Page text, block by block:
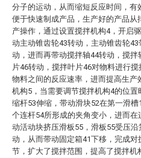
分子的运动，从而缩短反应时间，有
便于快速制成产品，生产好的产品从
产操作，通过设置搅拌机构4，开启
动主动锥齿轮43转动，主动锥齿轮
动，进而再带动搅拌轴44转动，搅拌
片46转动，搅拌叶片46对物料进行
物料之间的反应速率，进而提高生产
机构5，当需要调节搅拌机构4的位置
缩杆53伸缩，带动滑块52在第一滑
个连杆54所形成的夹角变小，进而在
动活动块挤压滑板55，滑板55受压
动，从而带动固定箱41下移，完成对
节，扩大了搅拌范围，提高了搅拌机